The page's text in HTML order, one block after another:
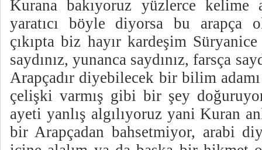
Kurana bakıyoruz yüzlerce kelime
yaratıcı böyle diyorsa bu arapça
çıkıpta biz hayır kardeşim Süryanice
saydınız, yunanca saydınız, farsça
Arapçadır diyebilecek bir bilim
çelişki varmış gibi bir şey
ayeti yanlış algılıyoruz yani Kuran
bir Arapçadan bahsetmiyor, arabi